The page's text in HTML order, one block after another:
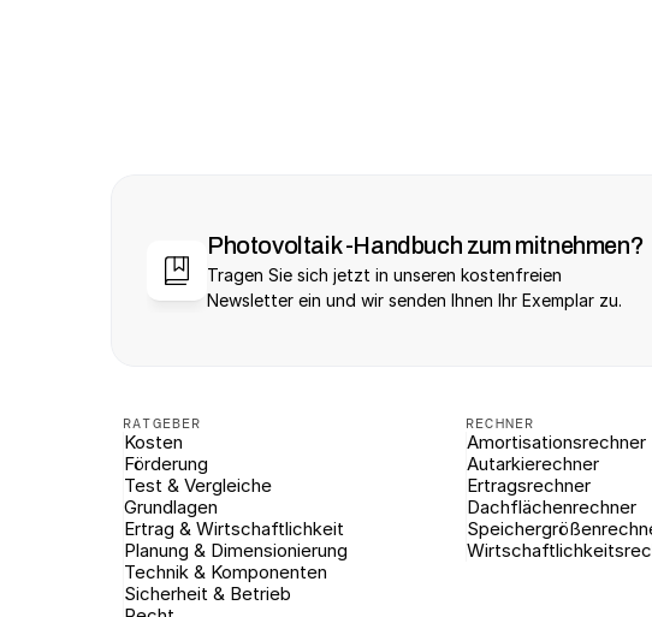
Photovoltaik -Handbuch zum mitnehmen?
Tragen Sie sich jetzt in unseren kostenfreien
Newsletter ein und wir senden Ihnen Ihr Exemplar zu.
RATGEBER
Kosten
Förderung
Test & Vergleiche
Grundlagen
Ertrag & Wirtschaftlichkeit
Planung & Dimensionierung
Technik & Komponenten
Sicherheit & Betrieb
RECHNER
Amortisationsrechner
Autarkierechner
Ertragsrechner
Dachflächenrechner